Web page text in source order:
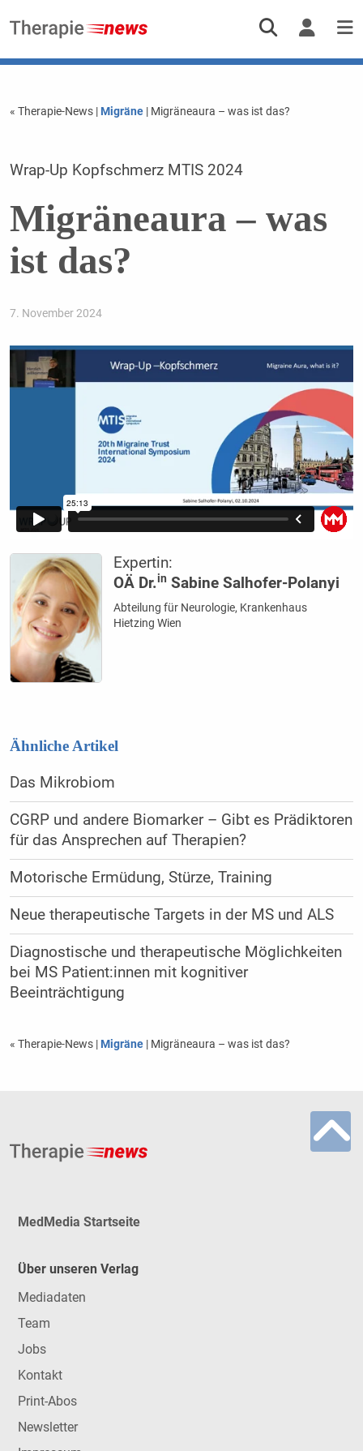
« Therapie-News | Migräne| Migräneaura – was ist das?
Wrap-Up Kopfschmerz MTIS 2024
Migräneaura – was
ist das?
7. November 2024
Expertin:
OÄ Dr.in Sabine Salhofer-Polanyi
Abteilung für Neurologie, Krankenhaus
Hietzing Wien
Ähnliche Artikel
Das Mikrobiom
CGRP und andere Biomarker – Gibt es Prädiktoren
für das Ansprechen auf Therapien?
Motorische Ermüdung, Stürze, Training
Neue therapeutische Targets in der MS und ALS
Diagnostische und therapeutische Möglichkeiten
bei MS Patient:innen mit kognitiver
Beeinträchtigung
« Therapie-News | Migräne| Migräneaura – was ist das?
MedMedia Startseite
Über unseren Verlag
Mediadaten
Team
Jobs
Kontakt
Print-Abos
Newsletter